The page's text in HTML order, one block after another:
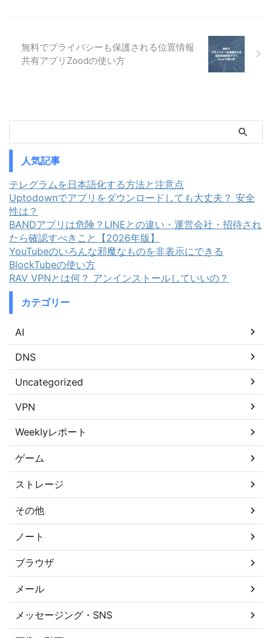
という条件が加わると、iOSで私
が見つけたのはこの
「SwiftSuDoKu」のみです。 数
方 プロセカ海外版をインストー
ルしてみる TapTapの問題点とお
すすめの使い方 TapTapの危険性
無料でプライバシーも保護される位置情報
共有アプリZoodの使い方
人気記事
テレグラムを日本語化する方法と注意点
Uptodownでアプリをダウンロードしても大丈夫？ 安全
性は？
BANDアプリは危険？LINEとの違い・運営会社・招待され
たら確認すべきこと【2026年版】
YouTubeのいろんな邪魔なものを非表示にできる
BlockTubeの使い方
RAV VPNとは何？ アンインストールしていいの？
カテゴリー
AI
DNS
Uncategorized
VPN
Weeklyレポート
ゲーム
ストレージ
その他
ノート
ブラウザ
メール
メッセージング・SNS